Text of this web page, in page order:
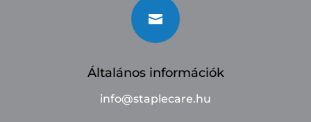

Általános információk
info@staplecare.hu